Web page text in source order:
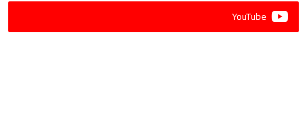
YouTube